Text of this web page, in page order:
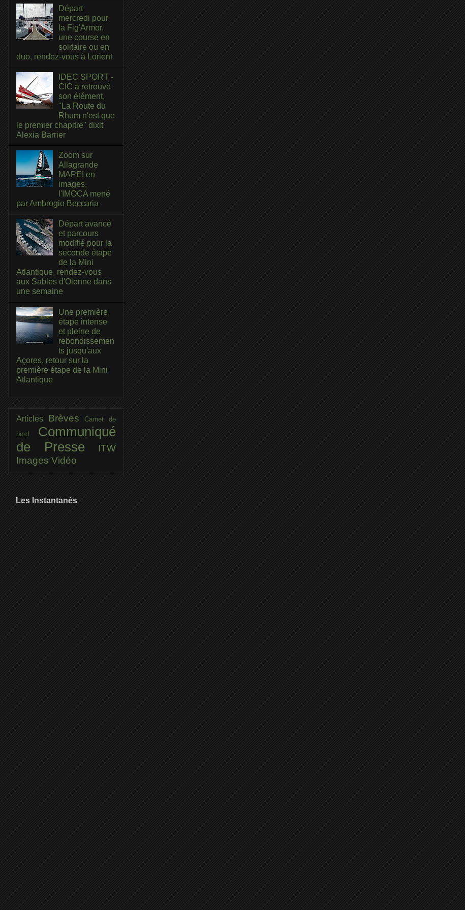
Départ
mercredi pour
la Fig'Armor,
une course en
solitaire ou en
duo, rendez-vous à Lorient
IDEC SPORT -
CIC a retrouvé
son élément,
"La Route du
Rhum n'est que
le premier chapitre" dixit
Alexia Barrier
Zoom sur
Allagrande
MAPEI en
images,
l'IMOCA mené
par Ambrogio Beccaria
Départ avancé
et parcours
modifié pour la
seconde étape
de la Mini
Atlantique, rendez-vous
aux Sables d'Olonne dans
une semaine
Une première
étape intense
et pleine de
rebondissemen
ts jusqu'aux
Açores, retour sur la
première étape de la Mini
Atlantique
Articles BrèvesCarnet de
bord Communiqué
de Presse
ITW
Images Vidéo
Les Instantanés